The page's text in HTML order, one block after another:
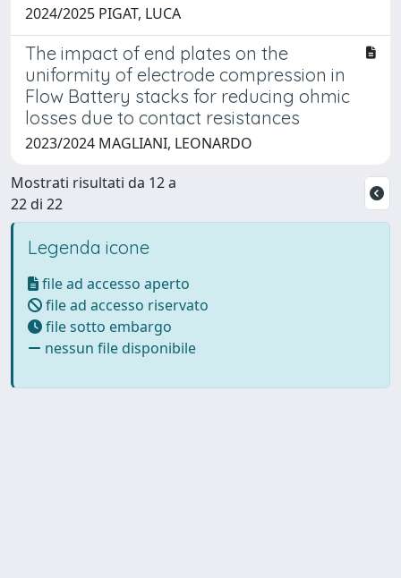
2024/2025 PIGAT, LUCA
The impact of end plates on the
uniformity of electrode compression in
Flow Battery stacks for reducing ohmic
losses due to contact resistances
2023/2024 MAGLIANI, LEONARDO
Mostrati risultati da 12 a
22 di 22
Legenda icone
file ad accesso aperto
file ad accesso riservato
file sotto embargo
nessun file disponibile